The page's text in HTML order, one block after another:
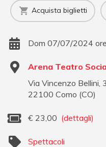
Acquista biglietti
Dom 07/07/2024
Arena Teatro
Via Vincenzo Bellini, 3
22100 Como (CO)
€ 23,00 (dettagli)
Spettacoli